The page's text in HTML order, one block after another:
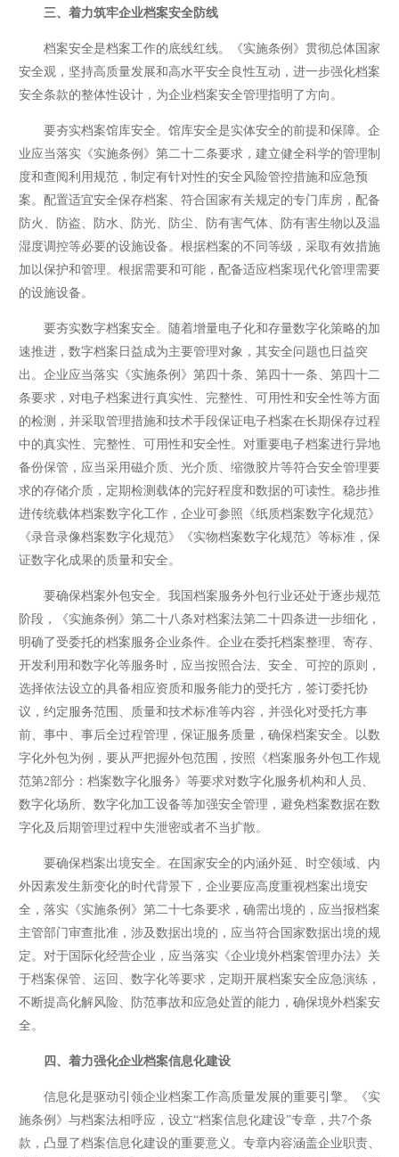
三、着力筑牢企业档案安全防线
档案安全是档案工作的底线红线。《实施条例》贯彻总体国家
安全观，坚持高质量发展和高水平安全良性互动，进一步强化档案
安全条款的整体性设计，为企业档案安全管理指明了方向。
要夯实档案馆库安全。馆库安全是实体安全的前提和保障。企
业应当落实《实施条例》第二十二条要求，建立健全科学的管理制
度和查阅利用规范，制定有针对性的安全风险管控措施和应急预
案。配置适宜安全保存档案、符合国家有关规定的专门库房，配备
防火、防盗、防水、防光、防尘、防有害气体、防有害生物以及温
湿度调控等必要的设施设备。根据档案的不同等级，采取有效措施
加以保护和管理。根据需要和可能，配备适应档案现代化管理需要
的设施设备。
要夯实数字档案安全。随着增量电子化和存量数字化策略的加
速推进，数字档案日益成为主要管理对象，其安全问题也日益突
出。企业应当落实《实施条例》第四十条、第四十一条、第四十二
条要求，对电子档案进行真实性、完整性、可用性和安全性等方面
的检测，并采取管理措施和技术手段保证电子档案在长期保存过程
中的真实性、完整性、可用性和安全性。对重要电子档案进行异地
备份保管，应当采用磁介质、光介质、缩微胶片等符合安全管理要
求的存储介质，定期检测载体的完好程度和数据的可读性。稳步推
进传统载体档案数字化工作，企业可参照《纸质档案数字化规范》
《录音录像档案数字化规范》《实物档案数字化规范》等标准，保
证数字化成果的质量和安全。
要确保档案外包安全。我国档案服务外包行业还处于逐步规范
阶段，《实施条例》第二十八条对档案法第二十四条进一步细化，
明确了受委托的档案服务企业条件。企业在委托档案整理、寄存、
开发利用和数字化等服务时，应当按照合法、安全、可控的原则，
选择依法设立的具备相应资质和服务能力的受托方，签订委托协
议，约定服务范围、质量和技术标准等内容，并强化对受托方事
前、事中、事后全过程管理，保证服务质量，确保档案安全。以数
字化外包为例，要从严把握外包范围，按照《档案服务外包工作规
范第2部分：档案数字化服务》等要求对数字化服务机构和人员、
数字化场所、数字化加工设备等加强安全管理，避免档案数据在数
字化及后期管理过程中失泄密或者不当扩散。
要确保档案出境安全。在国家安全的内涵外延、时空领域、内
外因素发生新变化的时代背景下，企业要应高度重视档案出境安
全，落实《实施条例》第二十七条要求，确需出境的，应当报档案
主管部门审查批准，涉及数据出境的，应当符合国家数据出境的规
定。对于国际化经营企业，应当落实《企业境外档案管理办法》关
于档案保管、运回、数字化等要求，定期开展档案安全应急演练，
不断提高化解风险、防范事故和应急处置的能力，确保境外档案安
全。
四、着力强化企业档案信息化建设
信息化是驱动引领企业档案工作高质量发展的重要引擎。《实
施条例》与档案法相呼应，设立“档案信息化建设”专章，共7个条
款，凸显了档案信息化建设的重要意义。专章内容涵盖企业职责、